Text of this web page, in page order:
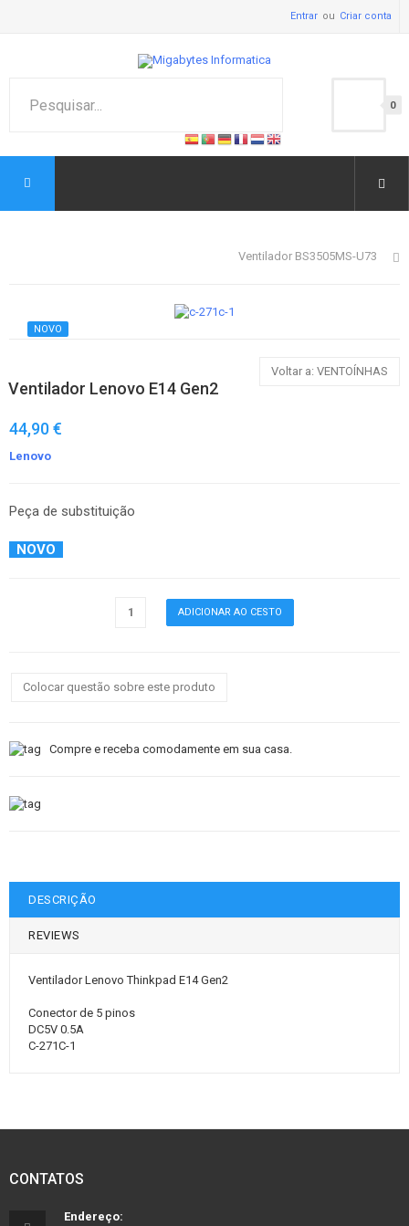
Entrar Criar conta
0
Ventilador BS3505MS-U73
NOVO
Voltar a: VENTOÍNHAS
Ventilador Lenovo E14 Gen2
44,90 €
Lenovo
Peça de substituição
NOVO
Colocar questão sobre este produto
Compre e receba comodamente em sua casa.
DESCRIÇÃO
REVIEWS
Ventilador Lenovo Thinkpad E14 Gen2
Conector de 5 pinos
DC5V 0.5A
C-271C-1
CONTATOS
Endereço: